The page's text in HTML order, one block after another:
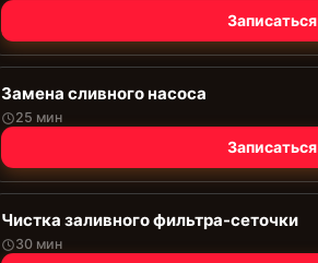
Записаться
Замена сливного насоса
25 мин
Записаться
Чистка заливного фильтра-сеточки
30 мин